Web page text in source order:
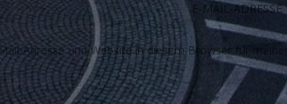
Adresse und Website in diesem Browser für